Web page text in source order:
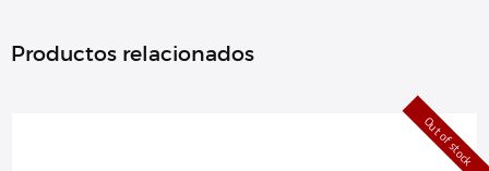
Productos relacionados
Out of stock